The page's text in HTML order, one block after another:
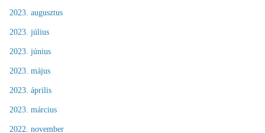
2023. augusztus
2023. július
2023. június
2023. május
2023. április
2023. március
2022. november